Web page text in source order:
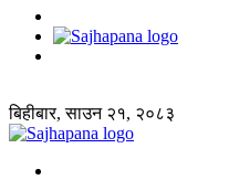
बिहीबार, साउन २१, २०८३